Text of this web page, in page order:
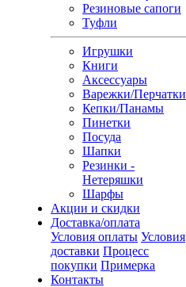
Резиновые сапоги
Туфли
Игрушки
Книги
Аксессуары
Варежки/Перчатки
Кепки/Панамы
Пинетки
Посуда
Шапки
Резинки -
Нетеряшки
Шарфы
Акции и скидки
Доставка/оплата
Условия оплаты Условия
доставки Процесс
покупки Примерка
Контакты